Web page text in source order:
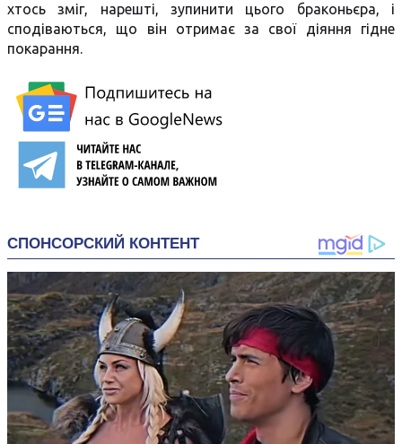
хтось зміг, нарешті, зупинити цього браконьєра, і
сподіваються, що він отримає за свої діяння гідне
покарання.